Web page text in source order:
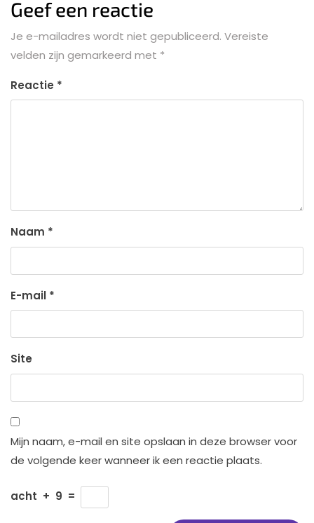
Geef een reactie
Je e-mailadres wordt niet gepubliceerd. Vereiste
velden zijn gemarkeerd met *
Reactie *
Naam *
E-mail *
Site
Mijn naam, e-mail en site opslaan in deze browser voor
de volgende keer wanneer ik een reactie plaats.
acht + 9 =